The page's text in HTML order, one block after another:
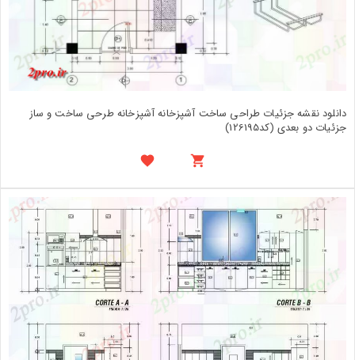
دانلود نقشه جزئیات طراحی ساخت آشپزخانه آشپزخانه طرحی ساخت و ساز
جزئیات دو بعدی (کد126195)